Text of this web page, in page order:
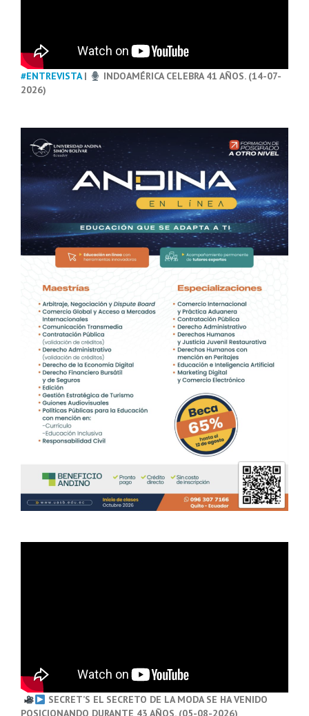
#ENTREVISTA|
INDOAMÉRICA CELEBRA 41 AÑOS. (14-07-
2026)
SECRET’S EL SECRETO DE LA MODA SE HA VENIDO
POSICIONANDO DURANTE 43 AÑOS. (05-08-2026)